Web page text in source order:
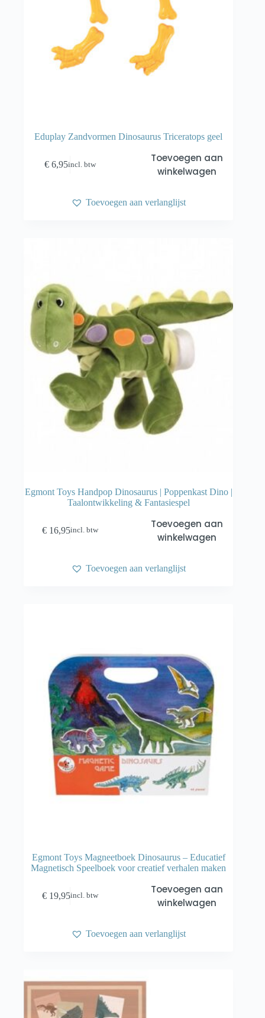
Eduplay Zandvormen Dinosaurus Triceratops geel
€ 6,95incl. btw
Toevoegen aan
winkelwagen
Toevoegen aan verlanglijst
Egmont Toys Handpop Dinosaurus | Poppenkast Dino |
Taalontwikkeling & Fantasiespel
€ 16,95incl. btw
Toevoegen aan
winkelwagen
Toevoegen aan verlanglijst
Egmont Toys Magneetboek Dinosaurus – Educatief
Magnetisch Speelboek voor creatief verhalen maken
€ 19,95incl. btw
Toevoegen aan
winkelwagen
Toevoegen aan verlanglijst